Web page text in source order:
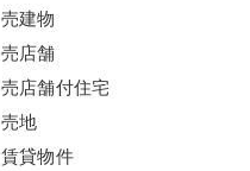
売建物
売店舗
売店舗付住宅
売地
賃貸物件